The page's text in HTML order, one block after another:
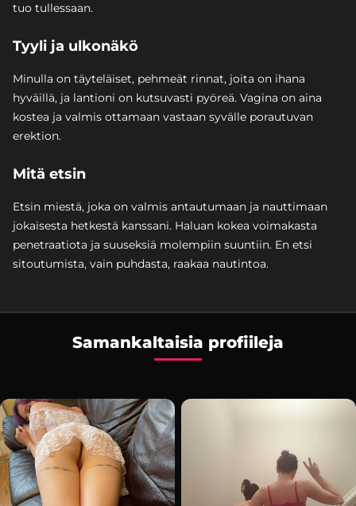
tuo tullessaan.
Tyyli ja ulkonäkö
Minulla on täyteläiset, pehmeät rinnat, joita on ihana
hyväillä, ja lantioni on kutsuvasti pyöreä. Vagina on aina
kostea ja valmis ottamaan vastaan syvälle porautuvan
erektion.
Mitä etsin
Etsin miestä, joka on valmis antautumaan ja nauttimaan
jokaisesta hetkestä kanssani. Haluan kokea voimakasta
penetraatiota ja suuseksiä molempiin suuntiin. En etsi
sitoutumista, vain puhdasta, raakaa nautintoa.
Samankaltaisia profiileja